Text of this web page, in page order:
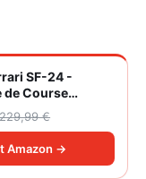
SF-24 -
de Course
- Décoration -
de Vitesses,
Cadeau pour
42207
229,99 €
Amazon →